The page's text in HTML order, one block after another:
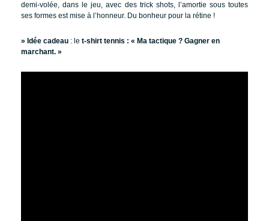
demi-volée, dans le jeu, avec des trick shots, l’amortie sous toutes
ses formes est mise à l’honneur. Du bonheur pour la rétine !
» Idée cadeau : le t-shirt tennis : « Ma tactique ? Gagner en
marchant. »